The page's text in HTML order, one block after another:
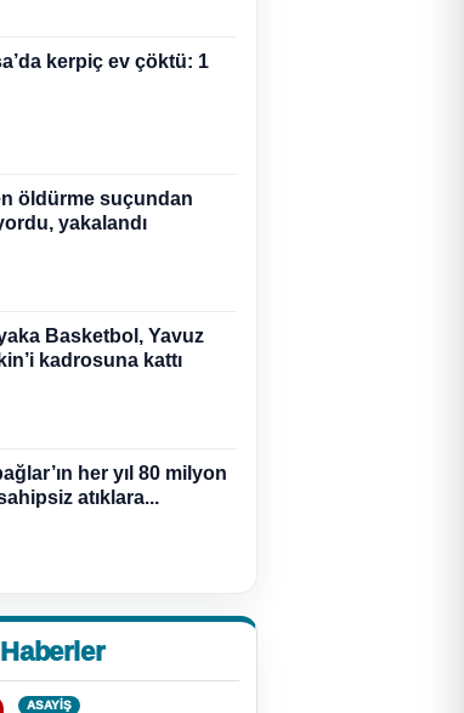
kerpiç ev çöktü: 1
öldürme suçundan
yakalandı
Basketbol, Yavuz
kadrosuna kattı
her yıl 80 milyon
atıklara...
ASAYİŞ